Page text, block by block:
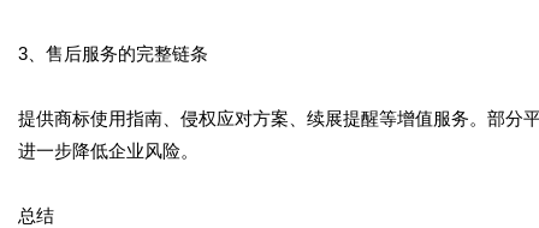
3、售后服务的完整链条
提供商标使用指南、侵权应对方案、续展提醒等增值服务。部分
进一步降低企业风险。
总结